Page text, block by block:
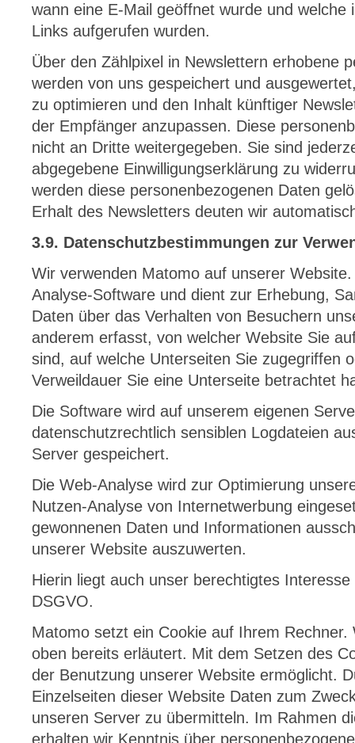
wann eine E-Mail geöffnet wurde und welche
Links aufgerufen wurden.
Über den Zählpixel in Newslettern erhobene
werden von uns gespeichert und
zu optimieren und den Inhalt künftiger
der Empfänger anzupassen. Diese
nicht an Dritte weitergegeben. Sie sind
abgegebene Einwilligungserklärung zu
werden diese personenbezogenen Daten
Erhalt des Newsletters deuten wir
3.9. Datenschutzbestimmungen zur
Wir verwenden Matomo auf unserer
Analyse-Software und dient zur Erhebung,
Daten über das Verhalten von Besuchern
anderem erfasst, von welcher Website Sie
sind, auf welche Unterseiten Sie zugegriffen
Verweildauer Sie eine Unterseite betrachtet
Die Software wird auf unserem eigenen
datenschutzrechtlich sensiblen Logdateien
Server gespeichert.
Die Web-Analyse wird zur Optimierung
Nutzen-Analyse von Internetwerbung
gewonnenen Daten und Informationen
unserer Website auszuwerten.
Hierin liegt auch unser berechtigtes
DSGVO.
Matomo setzt ein Cookie auf Ihrem Rechner.
oben bereits erläutert. Mit dem Setzen des
der Benutzung unserer Website ermöglicht.
Einzelseiten dieser Website Daten zum
unseren Server zu übermitteln. Im Rahmen
erhalten wir Kenntnis über